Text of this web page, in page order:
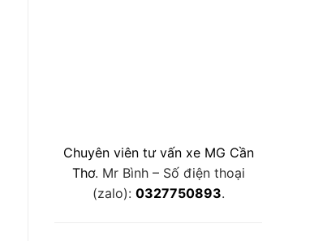
Chuyên viên tư vấn xe MG Cần
Thơ. Mr Bình – Số điện thoại
(zalo): 0327750893.